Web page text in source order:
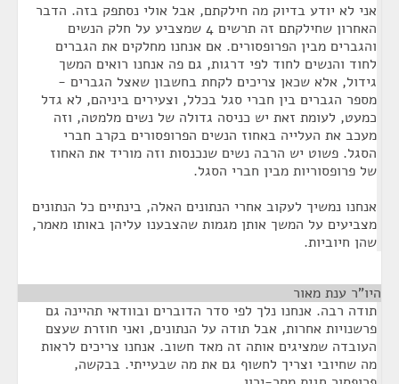
אני לא יודע בדיוק מה חילקתם, אבל אולי נסתפק בזה. הדבר
האחרון שחילקתם זה תרשים 4 שמצביע על חלק הנשים
והגברים מבין הפרופסורים. אם אנחנו מחלקים את הגברים
לחוד והנשים לחוד לפי דרגות, גם פה אנחנו רואים המשך
גידול, אלא שכאן צריכים לקחת בחשבון שאצל הגברים -
מספר הגברים בין חברי סגל בכלל, וצעירים ביניהם, לא גדל
כמעט, לעומת זאת יש כניסה גדולה של נשים מלמטה, וזה
מעכב את העלייה באחוז הנשים הפרופסורים בקרב חברי
הסגל. פשוט יש הרבה נשים שנכנסות וזה מוריד את האחוז
של פרופסוריות מבין חברי הסגל.
אנחנו נמשיך לעקוב אחרי הנתונים האלה, בינתיים כל הנתונים
מצביעים על המשך אותן מגמות שהצבענו עליהן באותו מאמר,
שהן חיוביות.
היו"ר ענת מאור
תודה רבה. אנחנו נלך לפי סדר הדוברים ובוודאי תהיינה גם
פרשנויות אחרות, אבל תודה על הנתונים, ואני חוזרת שעצם
העובדה שמציגים אותה זה מאד חשוב. אנחנו צריכים לראות
מה שחיובי וצריך לחשוף גם את מה שבעייתי. בבקשה,